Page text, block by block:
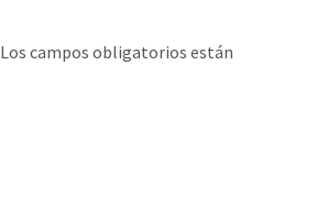
Los campos obligatorios están